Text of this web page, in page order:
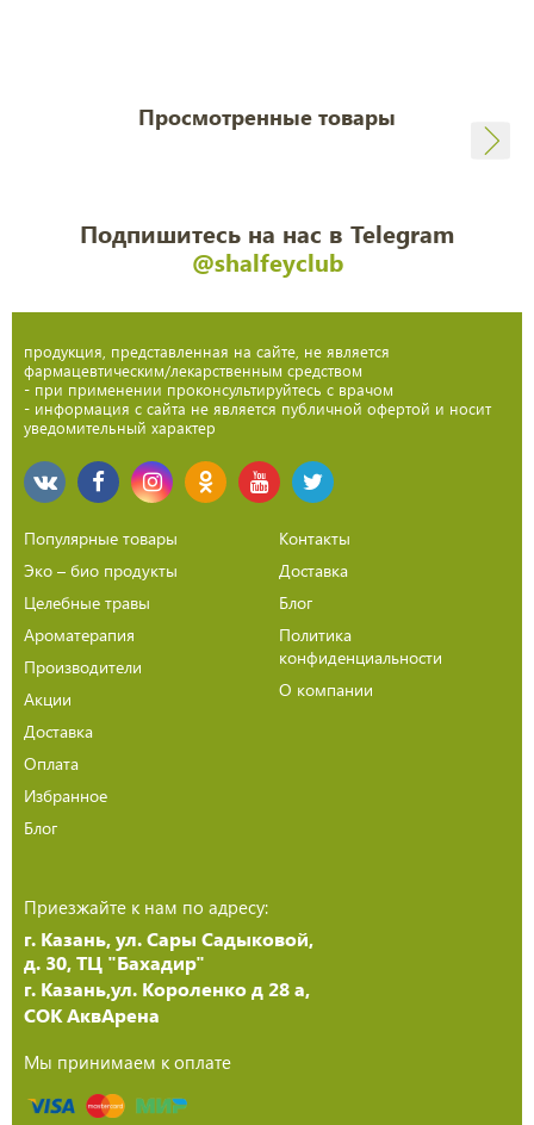
Просмотренные товары
Подпишитесь на нас в Telegram
@shalfeyclub
продукция, представленная на сайте, не является
фармацевтическим/лекарственным средством
- при применении проконсультируйтесь с врачом
- информация с сайта не является публичной офертой и носит
уведомительный характер
Популярные товары
Эко – био продукты
Целебные травы
Ароматерапия
Производители
Акции
Доставка
Оплата
Избранное
Блог
Контакты
Доставка
Блог
Политика
конфиденциальности
О компании
Приезжайте к нам по адресу:
г. Казань, ул. Сары Садыковой,
д. 30, ТЦ "Бахадир"
г. Казань,ул. Короленко д 28 а,
СОК АквАрена
Мы принимаем к оплате